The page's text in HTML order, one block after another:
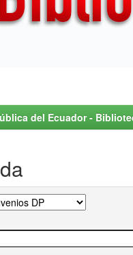
del Ecuador -